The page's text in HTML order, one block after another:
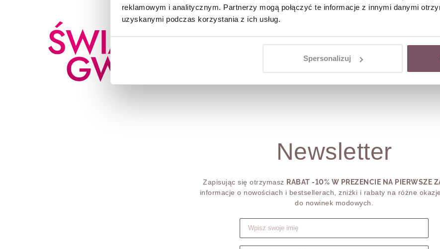
reklamowym i analitycznym. Partnerzy mogą połączyć te informacje z innymi danymi
uzyskanymi podczas korzystania z ich usług.
Spersonalizuj
Newsletter
Zapisując się otrzymasz RABAT -10% W PREZENCIE NA PIERWSZE
informacje o nowościach i bestsellerach, zniżki i rabaty na różne
do nowinek modowych.
Formularz zapisu do newslettera